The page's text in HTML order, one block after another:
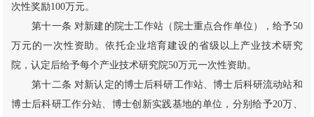
次性奖励100万元。
第十一条 对新建的院士工作站（院士重点合作单位），给予50
万元的一次性资助。依托企业培育建设的省级以上产业技术研究
院，认定后给予每个产业技术研究院50万元一次性资助。
第十二条 对新认定的博士后科研工作站、博士后科研流动站和
博士后科研工作分站、博士创新实践基地的单位，分别给予20万、